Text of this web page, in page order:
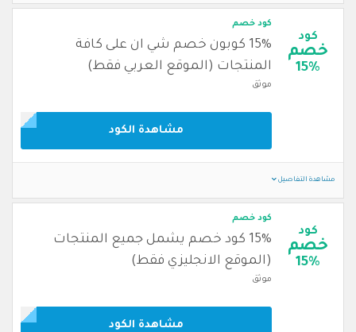
كود
خصم
15%
كود خصم
15% كوبون خصم شي ان على كافة
المنتجات (الموقع العربي فقط)
موثق
مشاهدة الكود
مشاهدة التفاصيل
كود
خصم
15%
كود خصم
15% كود خصم يشمل جميع المنتجات
(الموقع الانجليزي فقط)
موثق
مشاهدة الكود